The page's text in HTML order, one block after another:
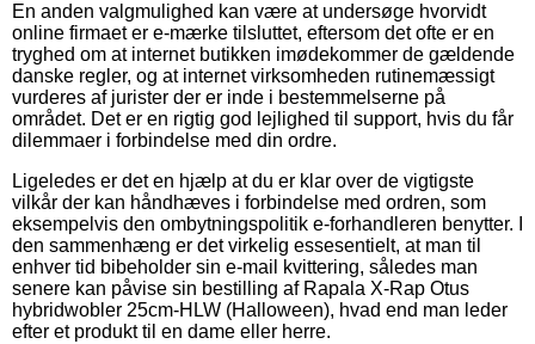
En anden valgmulighed kan være at undersøge hvorvidt
online firmaet er e-mærke tilsluttet, eftersom det ofte er en
tryghed om at internet butikken imødekommer de gældende
danske regler, og at internet virksomheden rutinemæssigt
vurderes af jurister der er inde i bestemmelserne på
området. Det er en rigtig god lejlighed til support, hvis du får
dilemmaer i forbindelse med din ordre.
Ligeledes er det en hjælp at du er klar over de vigtigste
vilkår der kan håndhæves i forbindelse med ordren, som
eksempelvis den ombytningspolitik e-forhandleren benytter. I
den sammenhæng er det virkelig essesentielt, at man til
enhver tid bibeholder sin e-mail kvittering, således man
senere kan påvise sin bestilling af Rapala X-Rap Otus
hybridwobler 25cm-HLW (Halloween), hvad end man leder
efter et produkt til en dame eller herre.